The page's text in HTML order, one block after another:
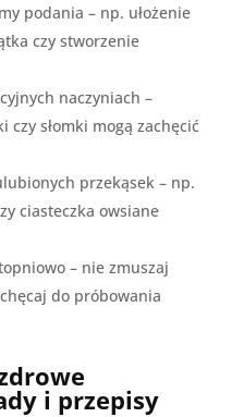
podania – np. ułożenie
czy stworzenie
naczyniach –
czy słomki mogą zachęcić
przekąsek – np.
ciasteczka owsiane
– nie zmuszaj
do próbowania
i przepisy